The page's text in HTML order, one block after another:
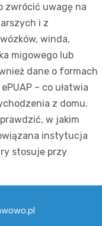
zwrócić uwagę na
i z
winda,
migowego lub
dane o formach
– co ułatwia
z domu.
w jakim
instytucja
stosuje przy